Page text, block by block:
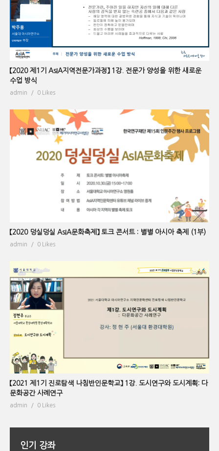
【2020 제1기 AsIA지역전문가과정】 1강. 전문가 양성을 위한 새로운
수업 방식
admin 0 Likes
【2020 덩실덩실 AsIA문화축제】 토크 콘서트 : 별별 아시아 축제 (1부)
admin 0 Likes
【2021 제1기 진로탐색 나침반인문학교】 1강. 도시연구와 도시계획: 다
문화공간 사례연구
admin 0 Likes
인기 강좌